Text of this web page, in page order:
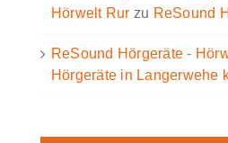
Hörwelt Rur zu ReSound
ReSound Hörgeräte -
Hörgeräte in Langerwehe